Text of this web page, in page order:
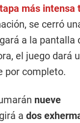
más intensa
se cerró
a la pantalla
el juego dará
por completo.
nueve
a dos